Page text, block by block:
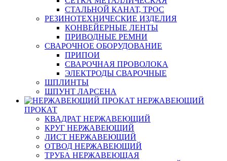
СТАЛЬНОЙ КАНАТ, ТРОС
РЕЗИНОТЕХНИЧЕСКИЕ ИЗДЕЛИЯ
КОНВЕЙЕРНЫЕ ЛЕНТЫ
ПРИВОДНЫЕ РЕМНИ
СВАРОЧНОЕ ОБОРУДОВАНИЕ
ПРИПОИ
СВАРОЧНАЯ ПРОВОЛОКА
ЭЛЕКТРОДЫ СВАРОЧНЫЕ
ШПЛИНТЫ
ШПУНТ ЛАРСЕНА
НЕРЖАВЕЮЩИЙ
ПРОКАТ
КВАДРАТ НЕРЖАВЕЮЩИЙ
КРУГ НЕРЖАВЕЮЩИЙ
ЛИСТ НЕРЖАВЕЮЩИЙ
ОТВОД НЕРЖАВЕЮЩИЙ
ТРУБА НЕРЖАВЕЮЩАЯ